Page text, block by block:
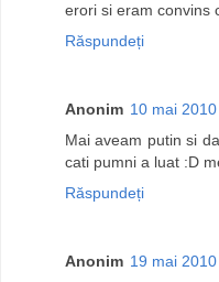
erori si eram convins
Răspundeți
Anonim 10 mai
Mai aveam putin si
cati pumni a luat :D
Răspundeți
Anonim 19 mai